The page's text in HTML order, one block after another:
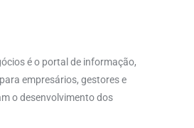
é o portal de informação,
empresários, gestores e
o desenvolvimento dos